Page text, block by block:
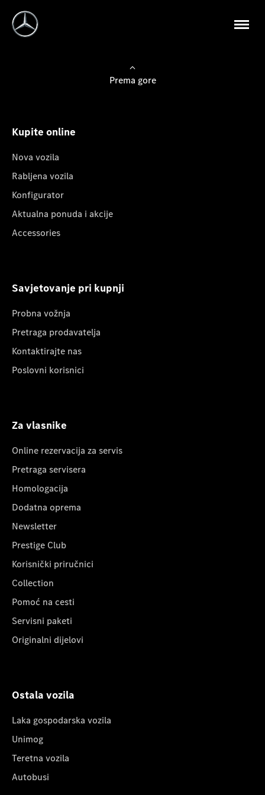
Prema gore
Kupite online
Nova vozila
Rabljena vozila
Konfigurator
Aktualna ponuda i akcije
Accessories
Savjetovanje pri kupnji
Probna vožnja
Pretraga prodavatelja
Kontaktirajte nas
Poslovni korisnici
Za vlasnike
Online rezervacija za servis
Pretraga servisera
Homologacija
Dodatna oprema
Newsletter
Prestige Club
Korisnički priručnici
Collection
Pomoć na cesti
Servisni paketi
Originalni dijelovi
Ostala vozila
Laka gospodarska vozila
Unimog
Teretna vozila
Autobusi